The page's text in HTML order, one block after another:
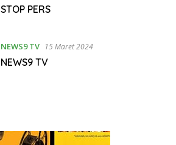
11 Januari 2025
STOP PERS
NEWS9 TV 15 Maret 2024
NEWS9 TV